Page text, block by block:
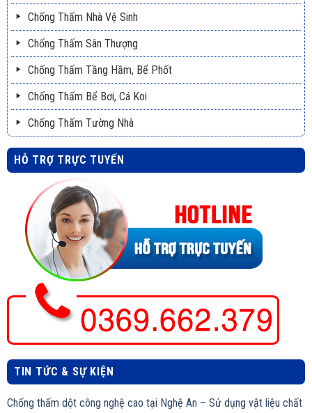
Chống Thấm Nhà Vệ Sinh
Chống Thấm Sân Thượng
Chống Thấm Tầng Hầm, Bể Phốt
Chống Thấm Bể Bơi, Cá Koi
Chống Thấm Tường Nhà
HỖ TRỢ TRỰC TUYẾN
TIN TỨC & SỰ KIỆN
Chống thấm dột công nghệ cao tại Nghệ An – Sử dụng vật liệu chất